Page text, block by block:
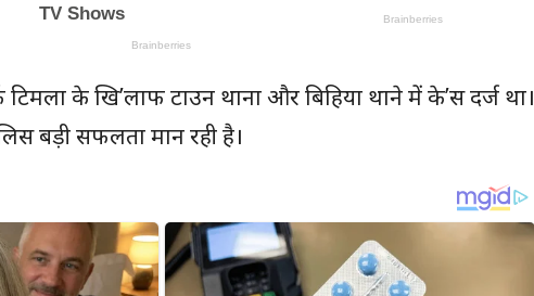
के खि’लाफ टाउन थाना और बिहिया थाने में के’स दर्ज था।
बड़ी सफलता मान रही है।